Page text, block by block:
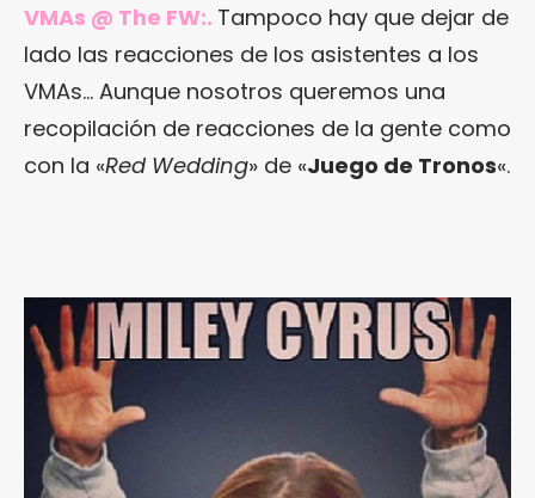
VMAs @ The FW:. Tampoco hay que dejar de
lado las reacciones de los asistentes a los
VMAs… Aunque nosotros queremos una
recopilación de reacciones de la gente como
con la «Red Wedding» de «Juego de Tronos«.